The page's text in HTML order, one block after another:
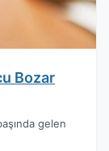
Bozar
gelen